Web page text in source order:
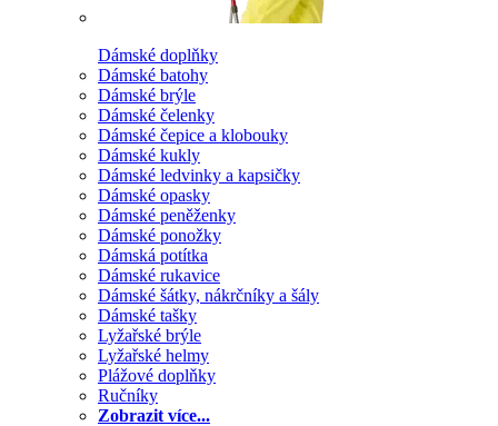
Dámské doplňky
Dámské batohy
Dámské brýle
Dámské čelenky
Dámské čepice a klobouky
Dámské kukly
Dámské ledvinky a kapsičky
Dámské opasky
Dámské peněženky
Dámské ponožky
Dámská potítka
Dámské rukavice
Dámské šátky, nákrčníky a šály
Dámské tašky
Lyžařské brýle
Lyžařské helmy
Plážové doplňky
Ručníky
Zobrazit více...